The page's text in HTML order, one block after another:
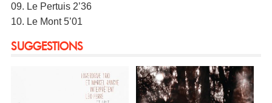
09. Le Pertuis 2’36
10. Le Mont 5’01
SUGGESTIONS